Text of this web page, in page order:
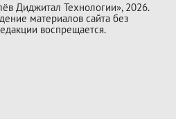
Диджитал Технологии», 2026.
материалов сайта без
воспрещается.